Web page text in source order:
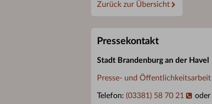
Zurück zur Übersicht
Pressekontakt
Stadt Brandenburg an der Havel
Presse- und Öffentlichkeitsarbeit
Telefon: (03381) 58 70 21 oder